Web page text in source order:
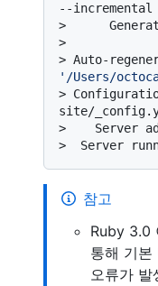
--incremental
>
>
> Auto-
'/Users/
>
site/
>
Server
>
Server
참고
Ruby 3.0
통해 기본
오류가 발